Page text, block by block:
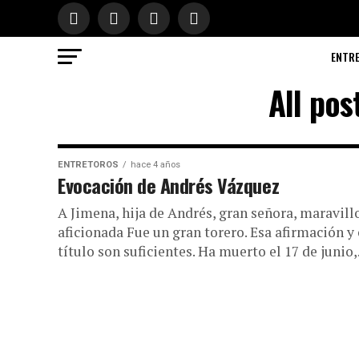
All
ENTRETOROS hace 4 años
Evocación de Andrés Vázquez
A Jimena, hija de Andrés, gran señora,
aficionada Fue un gran torero. Esa afirmación y
título son suficientes. Ha muerto el 17 de